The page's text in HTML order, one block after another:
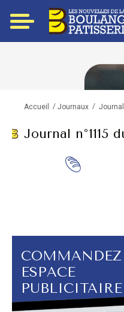
Accueil / Journaux /
Journal n°1115
ESPACE
PUBLICITAIRE